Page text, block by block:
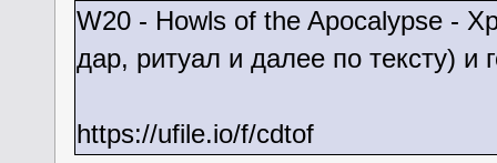
W20 - Howls of the Apocalypse -
дар, ритуал и далее по тексту) и
https://ufile.io/f/cdtof